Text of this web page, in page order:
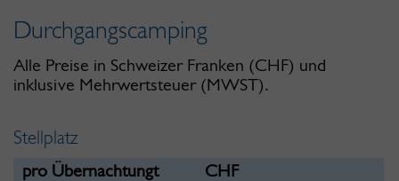
Durchgangscamping
Alle Preise in Schweizer Franken (CHF) und
inklusive Mehrwertsteuer (MWST).
Stellplatz
pro Übernachtungt
CHF